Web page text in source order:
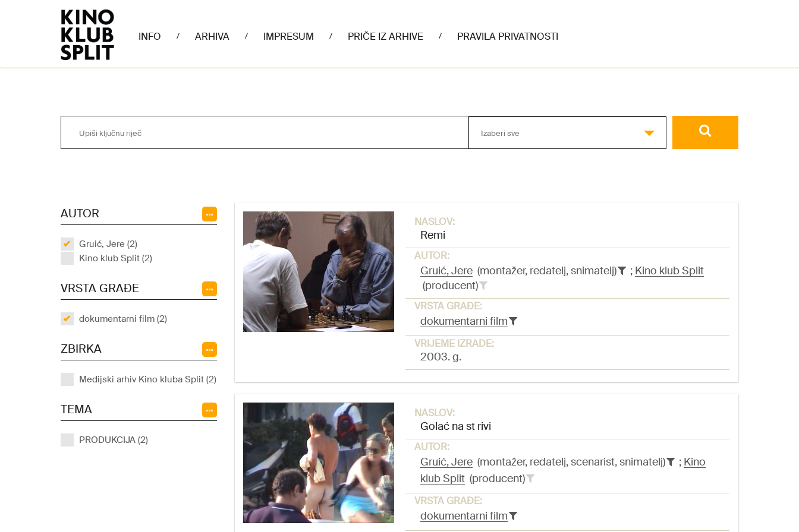
INFO / ARHIVA / IMPRESUM / PRIČE IZ ARHIVE / PRAVILA PRIVATNOSTI
Izaberi sve
AUTOR
Gruić, Jere (2)
Kino klub Split (2)
VRSTA GRAĐE
dokumentarni film (2)
ZBIRKA
Medijski arhiv Kino kluba Split (2)
TEMA
PRODUKCIJA (2)
NASLOV:
Remi
AUTOR:
Gruić, Jere(montažer, redatelj, snimatelj) ; Kino klub Split
(producent)
VRSTA GRAĐE:
dokumentarni film
VRIJEME IZRADE:
2003. g.
NASLOV:
Golać na st rivi
AUTOR:
Gruić, Jere(montažer, redatelj, scenarist, snimatelj) ; Kino
klub Split(producent)
VRSTA GRAĐE:
dokumentarni film